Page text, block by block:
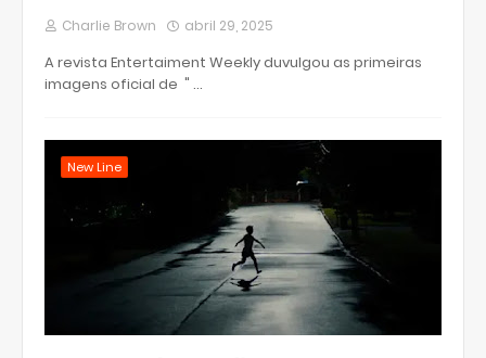
Charlie Brown abril 29, 2025
A revista Entertaiment Weekly duvulgou as primeiras
imagens oficial de " …
New Line